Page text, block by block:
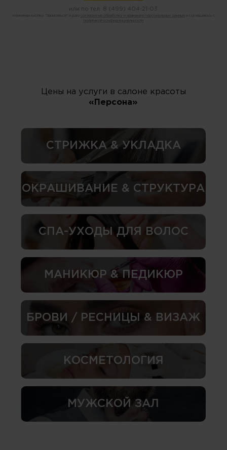
или по тел. 8 (499) 404-21-03
Нажимая кнопку "Записаться" я даю согласие на обработку и хранение персональных данных
политикой конфиденциальности
Цены на услуги в салоне красоты
«Персона»
СТРИЖКА & УКЛАДКА
ОКРАШИВАНИЕ & СТРУКТУРА
СПА-УХОДЫ ДЛЯ ВОЛОС
МАНИКЮР & ПЕДИКЮР
БРОВИ / РЕСНИЦЫ & ВИЗАЖ
КОСМЕТОЛОГИЯ
МУЖСКОЙ ЗАЛ